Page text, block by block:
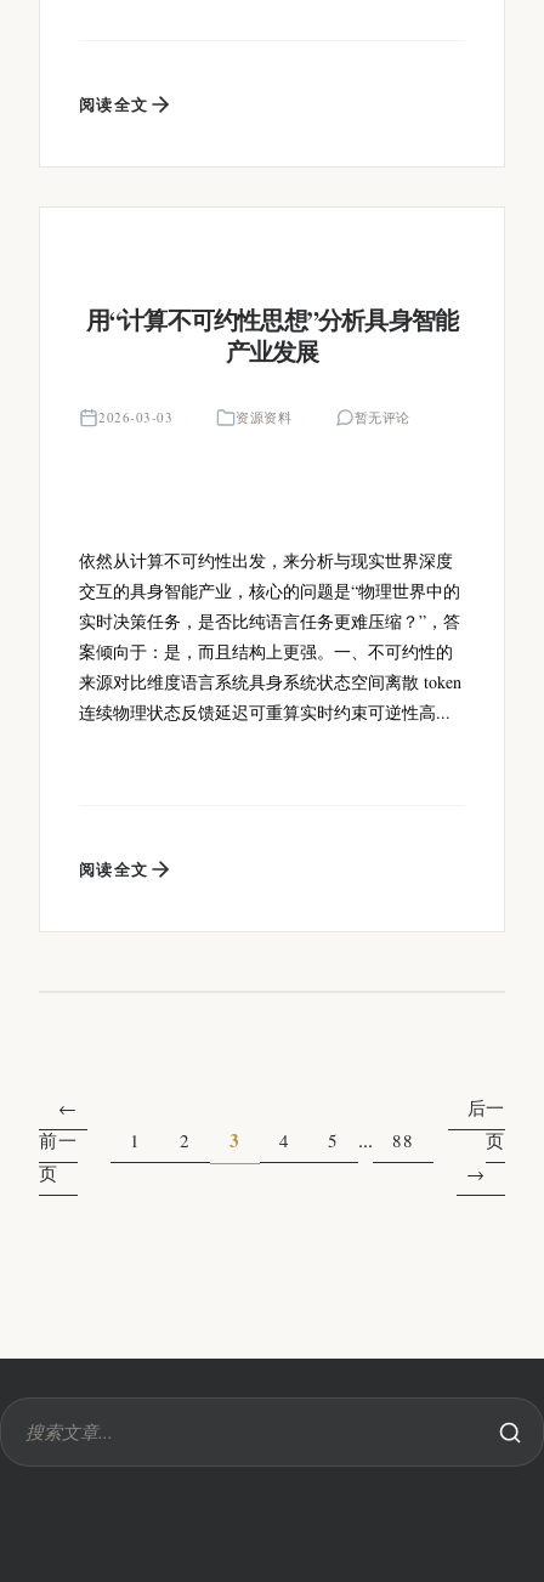
阅读全文
用“计算不可约性思想”分析具身智能
产业发展
2026-03-03 资源资料 暂无评论
依然从计算不可约性出发，来分析与现实世界深度
交互的具身智能产业，核心的问题是“物理世界中的
实时决策任务，是否比纯语言任务更难压缩？”，答
案倾向于：是，而且结构上更强。一、不可约性的
来源对比维度语言系统具身系统状态空间离散 token
连续物理状态反馈延迟可重算实时约束可逆性高...
阅读全文
前一
页
1 2 3 4 5 ... 88
后一
页